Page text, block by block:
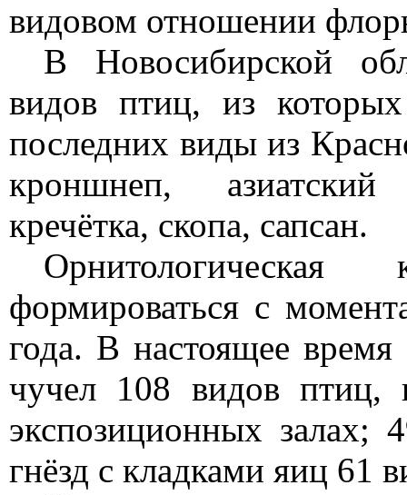
видовом отношении
В Новосибирской
видов птиц, из
последних виды из
кроншнеп, азиатский
кречётка, скопа, сапсан.
формироваться с
года. В настоящее
чучел 108 видов птиц,
экспозиционных
гнёзд с кладками яиц 61